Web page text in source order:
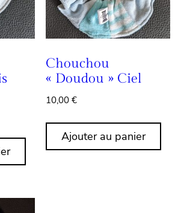
Chouchou
« Doudou » Ciel
10,00€
Ajouter au panier